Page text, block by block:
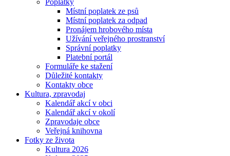
Poplatky
Místní poplatek ze psů
Místní poplatek za odpad
Pronájem hrobového místa
Užívání veřejného prostranství
Správní poplatky
Platební portál
Formuláře ke stažení
Důležité kontakty
Kontakty obce
Kultura, zpravodaj
Kalendář akcí v obci
Kalendář akcí v okolí
Zpravodaje obce
Veřejná knihovna
Fotky ze života
Kultura 2026